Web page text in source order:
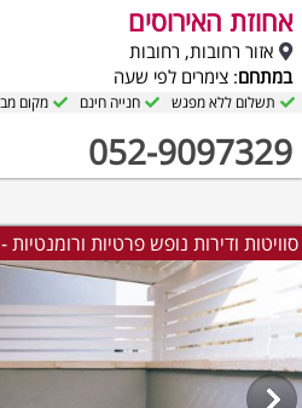
אחוזת האירוסים
אזור רחובות, רחובות
במתחם: צימרים לפי שעה
052-9097329
תשלום ללא מפגש חנייה חינם מקום
סוויטות ודירות נופש פרטיות ורומנטיות